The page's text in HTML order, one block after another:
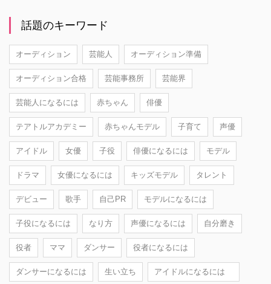
話題のキーワード
オーディション 芸能人 オーディション準備
オーディション合格 芸能事務所 芸能界
芸能人になるには 赤ちゃん 俳優
テアトルアカデミー 赤ちゃんモデル 子育て 声優
アイドル 女優 子役 俳優になるには モデル
ドラマ 女優になるには キッズモデル タレント
デビュー 歌手 自己PR モデルになるには
子役になるには なり方 声優になるには 自分磨き
役者 ママ ダンサー 役者になるには
ダンサーになるには 生い立ち アイドルになるには